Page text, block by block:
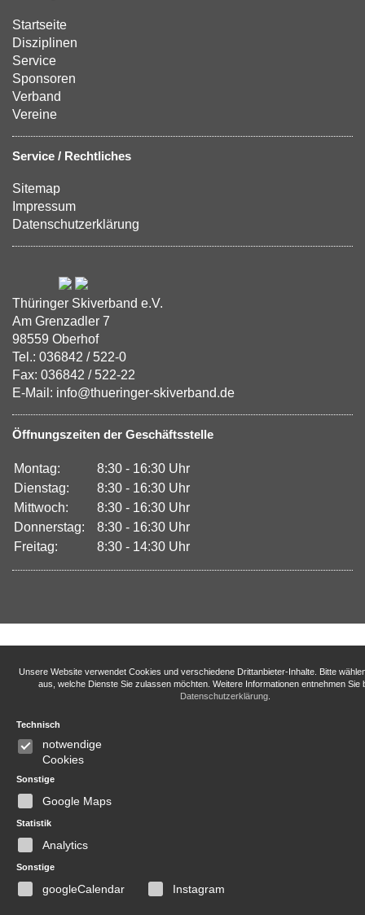
Startseite
Disziplinen
Service
Sponsoren
Verband
Vereine
Service / Rechtliches
Sitemap
Impressum
Datenschutzerklärung
Thüringer Skiverband e.V.
Am Grenzadler 7
98559 Oberhof
Tel.: 036842 / 522-0
Fax: 036842 / 522-22
E-Mail: info@thueringer-skiverband.de
Öffnungszeiten der Geschäftsstelle
Montag:
8:30 - 16:30 Uhr
Dienstag:
8:30 - 16:30 Uhr
Mittwoch:
8:30 - 16:30 Uhr
Donnerstag:
8:30 - 16:30 Uhr
Freitag:
8:30 - 14:30 Uhr
Unsere Website verwendet Cookies und verschiedene Drittanbieter-Inhalte. Bitte
aus, welche Dienste Sie zulassen möchten. Weitere Informationen entnehmen Sie
Datenschutzerklärung.
Technisch
notwendige
Cookies
Sonstige
Google Maps
Statistik
Analytics
Sonstige
googleCalendar Instagram